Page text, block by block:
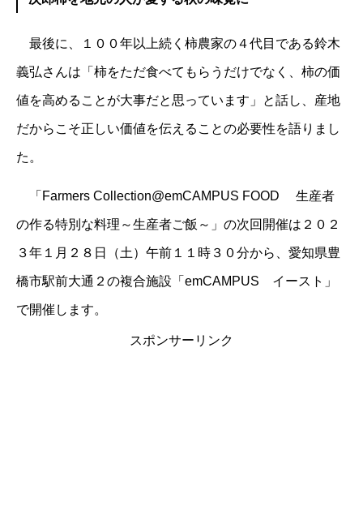
最後に、１００年以上続く柿農家の４代目である鈴木
義弘さんは「柿をただ食べてもらうだけでなく、柿の価
値を高めることが大事だと思っています」と話し、産地
だからこそ正しい価値を伝えることの必要性を語りまし
た。
「Farmers Collection@emCAMPUS FOOD 生産者
の作る特別な料理～生産者ご飯～」の次回開催は２０２
３年１月２８日（土）午前１１時３０分から、愛知県豊
橋市駅前大通２の複合施設「emCAMPUS イースト」
で開催します。
スポンサーリンク